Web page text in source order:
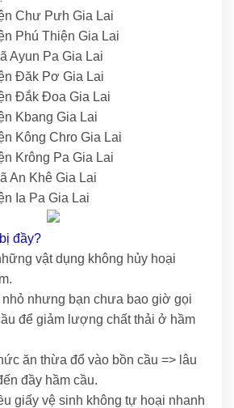
Chư Pưh Gia Lai
Phú Thiện Gia Lai
Ayun Pa Gia Lai
Đăk Pơ Gia Lai
Đắk Đoa Gia Lai
Kbang Gia Lai
Kông Chro Gia Lai
Krông Pa Gia Lai
An Khê Gia Lai
Ia Pa Gia Lai
đầy?
vật dụng không hủy hoại
nhỏ nhưng bạn chưa bao giờ gọi
để giảm lượng chất thải ở hầm
ăn thừa đổ vào bồn cầu => lâu
đầy hầm cầu.
giấy vệ sinh không tự hoại nhanh